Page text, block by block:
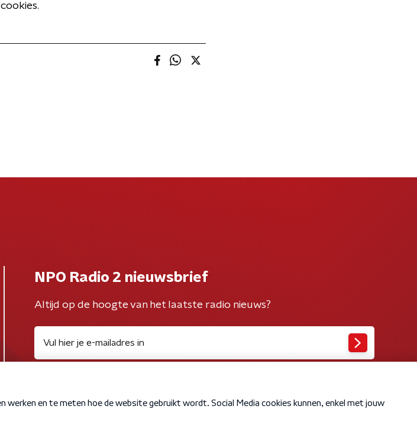
cookies.
NPO Radio 2 nieuwsbrief
Altijd op de hoogte van het laatste radio nieuws?